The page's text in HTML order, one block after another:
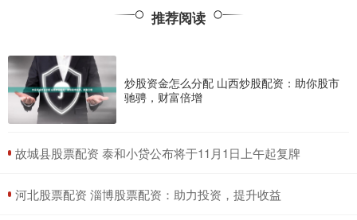
推荐阅读
炒股资金怎么分配 山西炒股配资：助你股市
驰骋，财富倍增
​故城县股票配资 泰和小贷公布将于11月1日上午起复牌
​河北股票配资 淄博股票配资：助力投资，提升收益